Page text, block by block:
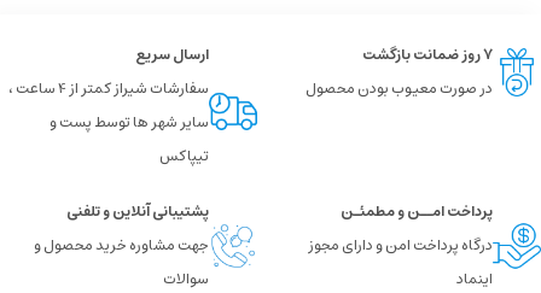
۷ روز ضمانت بازگشت
در صورت معیوب بودن محصول
ارسال سریع
سفارشات شیراز کمتر از 4 ساعت ،
سایر شهر ها توسط پست و
تیپاکس
پرداخت امــن و مطمئـن
درگاه پرداخت امن و دارای مجوز
اینماد
پشتیبانی آنلاین و تلفنی
جهت مشاوره خرید محصول و
سوالات